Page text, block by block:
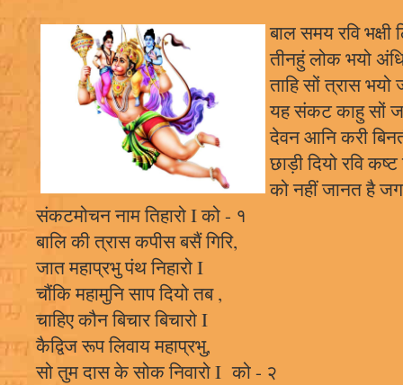
बाल समय रवि भक्षी
तीनहुं लोक भयो
ताहि सों त्रास
यह संकट काहु सों
देवन आनि करी
छाड़ी दियो रवि कष्ट
को नहीं जानत है
संकटमोचन नाम तिहारो I को - १
बालि की त्रास कपीस बसैं गिरि,
जात महाप्रभु पंथ निहारो I
चौंकि महामुनि साप दियो तब ,
चाहिए कौन बिचार बिचारो I
कैद्विज रूप लिवाय महाप्रभु,
सो तुम दास के सोक निवारो I को - २